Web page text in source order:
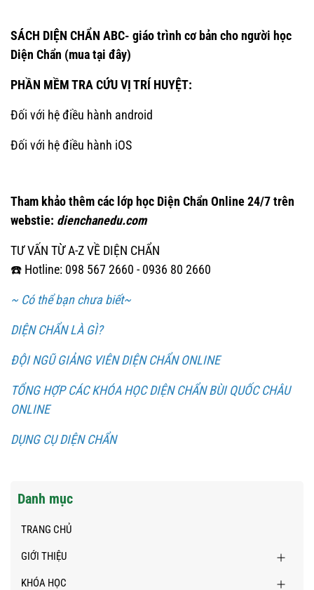
SÁCH DIỆN CHẨN ABC- giáo trình cơ bản cho người học
Diện Chẩn (mua tại đây)
PHẦN MỀM TRA CỨU VỊ TRÍ HUYỆT:
Đối với hệ điều hành android
Đối với hệ điều hành iOS
Tham khảo thêm các lớp học Diện Chẩn Online 24/7 trên
webstie: dienchanedu.com
TƯ VẤN TỪ A-Z VỀ DIỆN CHẨN
☎️ Hotline: 098 567 2660 - 0936 80 2660
~ Có thể bạn chưa biết~
DIỆN CHẨN LÀ GÌ?
ĐỘI NGŨ GIẢNG VIÊN DIỆN CHẨN ONLINE
TỔNG HỢP CÁC KHÓA HỌC DIỆN CHẨN BÙI QUỐC CHÂU
ONLINE
DỤNG CỤ DIỆN CHẨN
Danh mục
TRANG CHỦ
GIỚI THIỆU
KHÓA HỌC